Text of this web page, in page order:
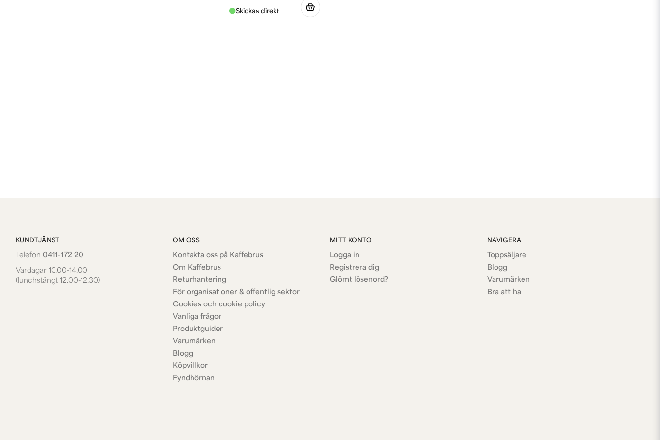
KUNDTJÄNST
Telefon 0411-172 20
Vardagar 10.00-14.00
(lunchstängt 12.00-12.30)
OM OSS
Kontakta oss på Kaffebrus
Om Kaffebrus
Returhantering
För organisationer & offentlig sektor
Cookies och cookie policy
Vanliga frågor
Produktguider
Varumärken
Blogg
Köpvillkor
Fyndhörnan
MITT KONTO
Logga in
Registrera dig
Glömt lösenord?
NAVIGERA
Toppsäljare
Blogg
Varumärken
Bra att ha